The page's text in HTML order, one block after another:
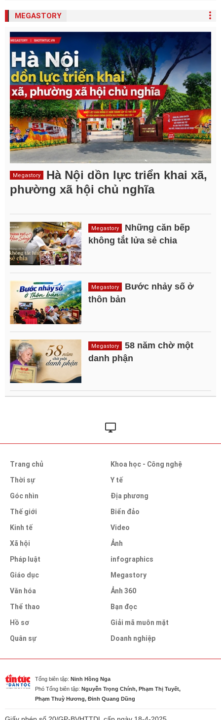
MEGASTORY
Megastory
Hà Nội dồn lực triển khai xã,
phường xã hội chủ nghĩa
Megastory
Những căn bếp
không tắt lửa sẻ chia
Megastory
Bước nhảy số ở
thôn bản
Megastory
58 năm chờ một
danh phận
Trang chủ
Thời sự
Góc nhìn
Thế giới
Kinh tế
Xã hội
Pháp luật
Giáo dục
Văn hóa
Thể thao
Hồ sơ
Quân sự
Khoa học - Công nghệ
Y tế
Địa phương
Biển đảo
Video
Ảnh
infographics
Megastory
Ảnh 360
Bạn đọc
Giải mã muôn mặt
Doanh nghiệp
Tổng biên tập: Ninh Hồng Nga
Phó Tổng biên tập: Nguyễn Trọng Chính, Phạm Thị Tuyết,
Phạm Thuỳ Hương, Đinh Quang Dũng